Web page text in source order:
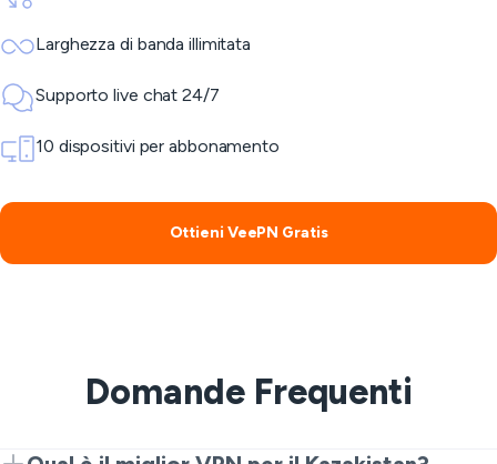
Larghezza di banda illimitata
Supporto live chat 24/7
10 dispositivi per abbonamento
Ottieni VeePN Gratis
Domande Frequenti